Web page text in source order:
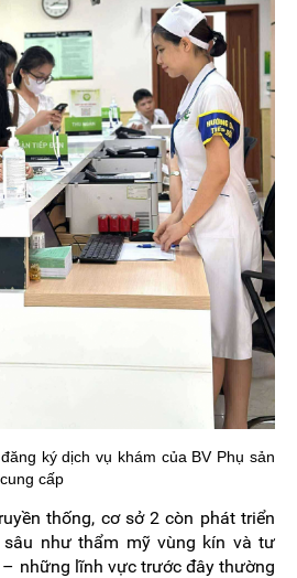
dịch vụ khám của BV Phụ sản
cấp
thống, cơ sở 2 còn phát triển
sâu như thẩm mỹ vùng kín và tư
những lĩnh vực trước đây thường